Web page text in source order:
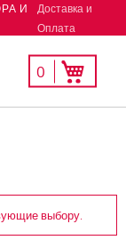
И
Доставка и
Оплата
Моя корзина
0
выбору.